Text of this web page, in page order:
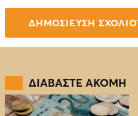
ΔΙΑΒΑΣΤΕ ΑΚΟΜΗ